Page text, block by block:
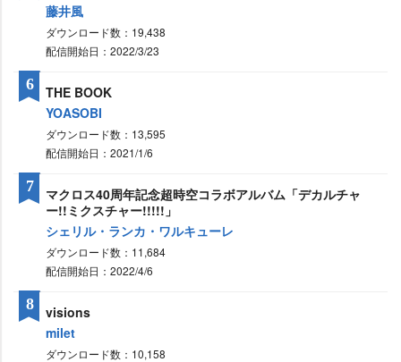
藤井風
ダウンロード数：19,438
配信開始日：2022/3/23
THE BOOK
YOASOBI
ダウンロード数：13,595
配信開始日：2021/1/6
6
マクロス40周年記念超時空コラボアルバム「デカルチャ
ー!!ミクスチャー!!!!!」
シェリル・ランカ・ワルキューレ
ダウンロード数：11,684
配信開始日：2022/4/6
7
visions
milet
ダウンロード数：10,158
8